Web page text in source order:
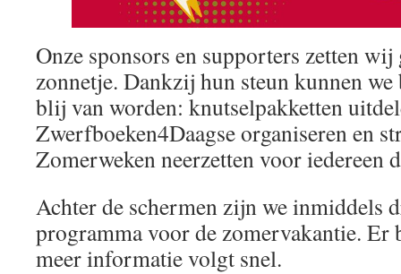
Onze sponsors en supporters zetten wij
zonnetje. Dankzij hun steun kunnen
blij van worden: knutselpakketten
Zwerfboeken4Daagse organiseren en
Zomerweken neerzetten voor iedereen
Achter de schermen zijn we inmiddels
programma voor de zomervakantie.
meer informatie volgt snel.